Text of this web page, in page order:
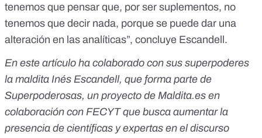
tenemos que pensar que, por ser suplementos, no
tenemos que decir nada, porque se puede dar una
alteración en las analíticas”, concluye Escandell.
En este artículo ha colaborado con sus superpoderes
la maldita Inés Escandell, que forma parte de
Superpoderosas, un proyecto de Maldita.es en
colaboración con FECYT que busca aumentar la
presencia de científicas y expertas en el discurso